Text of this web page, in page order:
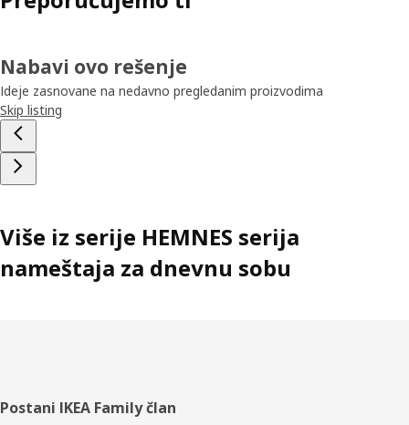
Nabavi ovo rešenje
Ideje zasnovane na nedavno pregledanim proizvodima
Skip listing
Više iz serije HEMNES serija
nameštaja za dnevnu sobu
Podnožje
Postani IKEA Family član